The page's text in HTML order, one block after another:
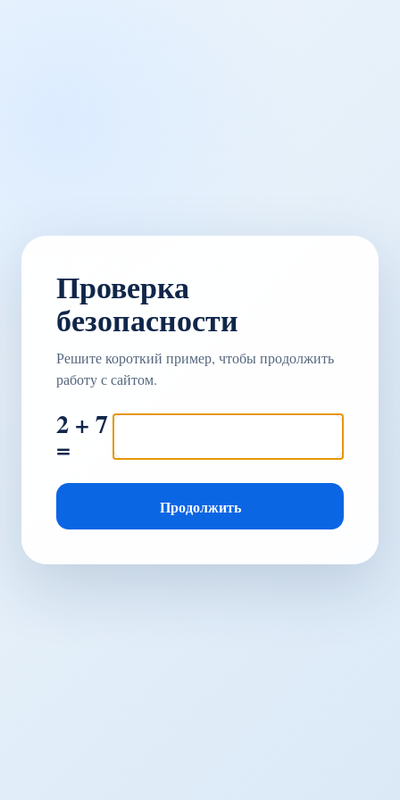
Проверка
безопасности
Решите короткий пример, чтобы продолжить
работу с сайтом.
2 + 7
=
Продолжить